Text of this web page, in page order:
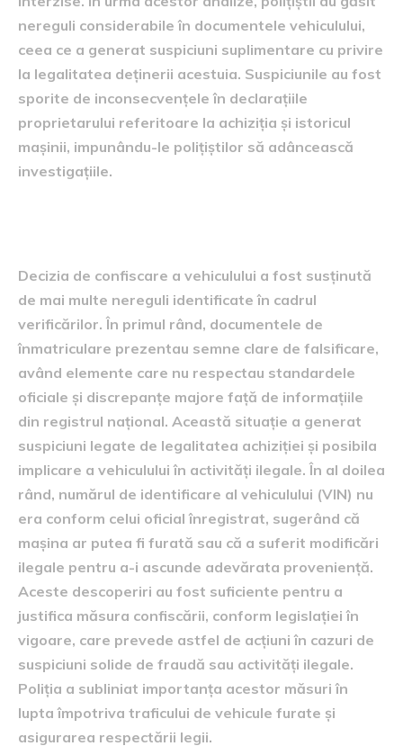
nereguli considerabile în documentele vehiculului,
ceea ce a generat suspiciuni suplimentare cu privire
la legalitatea deținerii acestuia. Suspiciunile au fost
sporite de inconsecvențele în declarațiile
proprietarului referitoare la achiziția și istoricul
mașinii, impunându-le polițiștilor să adâncească
investigațiile.
Decizia de confiscare a vehiculului a fost susținută
de mai multe nereguli identificate în cadrul
verificărilor. În primul rând, documentele de
înmatriculare prezentau semne clare de falsificare,
având elemente care nu respectau standardele
oficiale și discrepanțe majore față de informațiile
din registrul național. Această situație a generat
suspiciuni legate de legalitatea achiziției și posibila
implicare a vehiculului în activități ilegale. În al doilea
rând, numărul de identificare al vehiculului (VIN) nu
era conform celui oficial înregistrat, sugerând că
mașina ar putea fi furată sau că a suferit modificări
ilegale pentru a-i ascunde adevărata proveniență.
Aceste descoperiri au fost suficiente pentru a
justifica măsura confiscării, conform legislației în
vigoare, care prevede astfel de acțiuni în cazuri de
suspiciuni solide de fraudă sau activități ilegale.
Poliția a subliniat importanța acestor măsuri în
lupta împotriva traficului de vehicule furate și
asigurarea respectării legii.